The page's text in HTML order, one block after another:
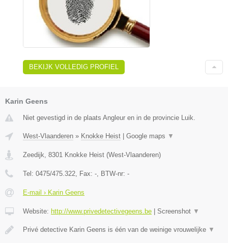
BEKIJK VOLLEDIG PROFIEL
Karin Geens
Niet gevestigd in de plaats Angleur en in de provincie Luik.
West-Vlaanderen » Knokke Heist Google maps ▼
Zeedijk, 8301 Knokke Heist (West-Vlaanderen)
Tel: 0475/475.322, Fax: -, BTW-nr: -
E-mail › Karin Geens
Website: http://www.privedetectivegeens.be Screenshot ▼
Privé detective Karin Geens is één van de weinige vrouwelijke ▼